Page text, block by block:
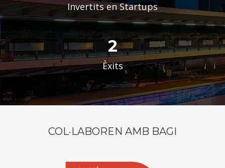
Invertits en Startups
2
Èxits
COL·LABOREN AMB BAGI